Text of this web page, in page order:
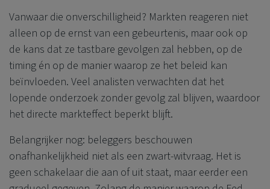
Vanwaar die onverschilligheid? Markten reageren niet
alleen op de ernst van een gebeurtenis, maar ook op
de kans dat ze tastbare gevolgen zal hebben, op de
timing én op de manier waarop ze het beleid kan
beïnvloeden. Veel analisten verwachten dat het
lopende onderzoek zonder gevolg zal blijven, waardoor
het directe markteffect beperkt blijft.
Belangrijker nog: beleggers beschouwen
onafhankelijkheid niet als een zwart-witvraag. Het is
geen schakelaar die aan of uit staat, maar eerder een